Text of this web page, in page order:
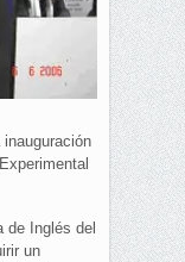
de Inglés del
un